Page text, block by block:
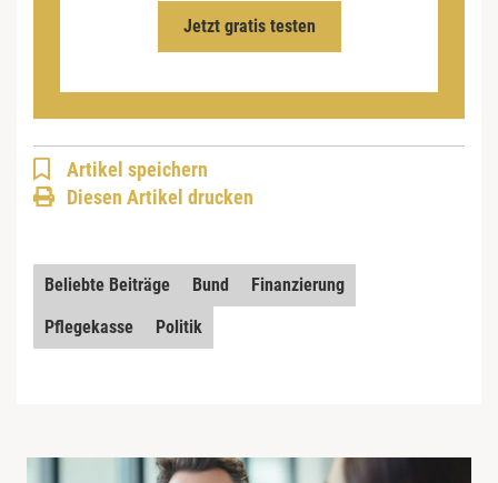
Jetzt gratis testen
Artikel speichern
Diesen Artikel drucken
Beliebte Beiträge Bund
Finanzierung
Pflegekasse
Politik